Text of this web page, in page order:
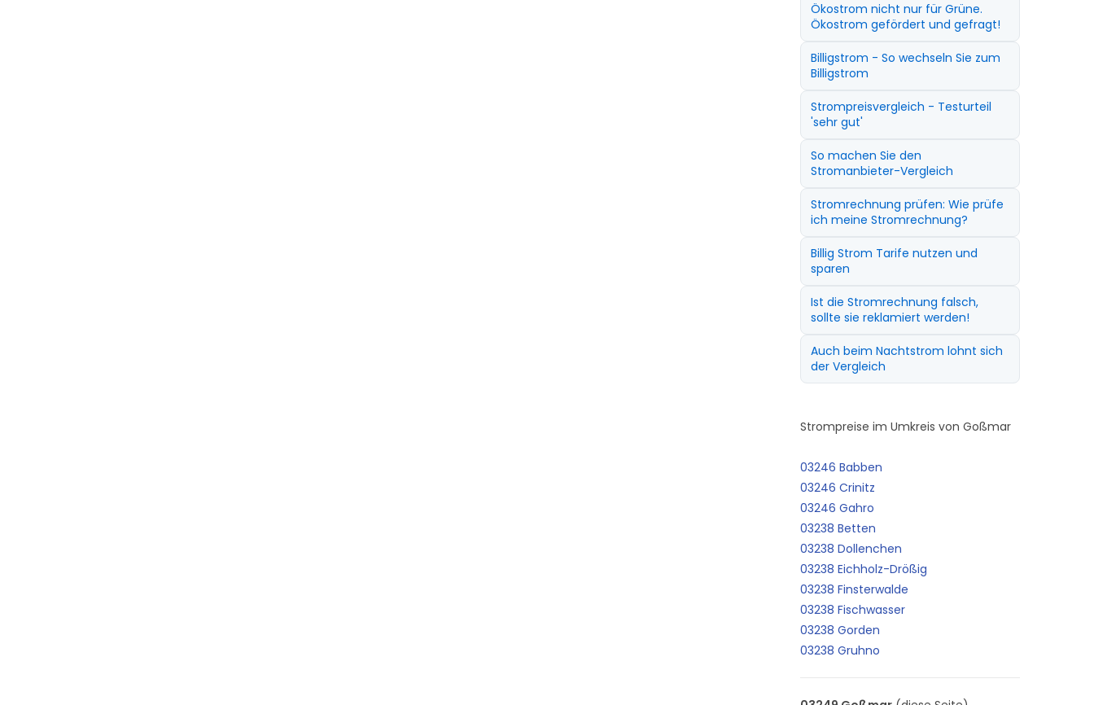
Ökostrom nicht nur für Grüne.
Ökostrom gefördert und gefragt!
Billigstrom - So wechseln Sie zum
Billigstrom
Strompreisvergleich - Testurteil
'sehr gut'
So machen Sie den
Stromanbieter-Vergleich
Stromrechnung prüfen: Wie prüfe
ich meine Stromrechnung?
Billig Strom Tarife nutzen und
sparen
Ist die Stromrechnung falsch,
sollte sie reklamiert werden!
Auch beim Nachtstrom lohnt sich
der Vergleich
Strompreise im Umkreis von Goßmar
03246 Babben
03246 Crinitz
03246 Gahro
03238 Betten
03238 Dollenchen
03238 Eichholz-Drößig
03238 Finsterwalde
03238 Fischwasser
03238 Gorden
03238 Gruhno